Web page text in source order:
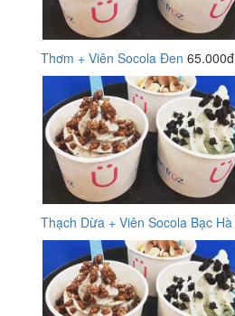
Thơm + Viên Socola Đen 65.000đ
Thạch Dừa + Viên Socola Bạc Hà